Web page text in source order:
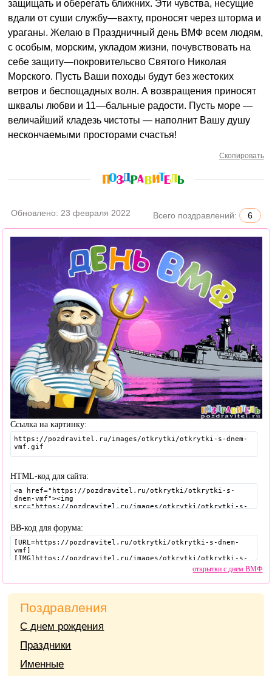
защищать и оберегать ближних. Эти чувства, несущие
вдали от суши службу—вахту, проносят через шторма и
ураганы. Желаю в Праздничный день ВМФ всем людям,
с особым, морским, укладом жизни, почувствовать на
себе защиту—покровительсво Святого Николая
Морского. Пусть Ваши походы будут без жестоких
ветров и беспощадных волн. А возвращения приносят
шквалы любви и 11—бальные радости. Пусть море —
величайший кладезь чистоты — наполнит Вашу душу
нескончаемыми просторами счастья!
Скопировать
Обновлено: 23 февраля 2022 Всего поздравлений: 6
Ссылка на картинку:
HTML-код для сайта:
BB-код для форума:
открытки с днем ВМФ
Поздравления
С днем рождения
Праздники
Именные